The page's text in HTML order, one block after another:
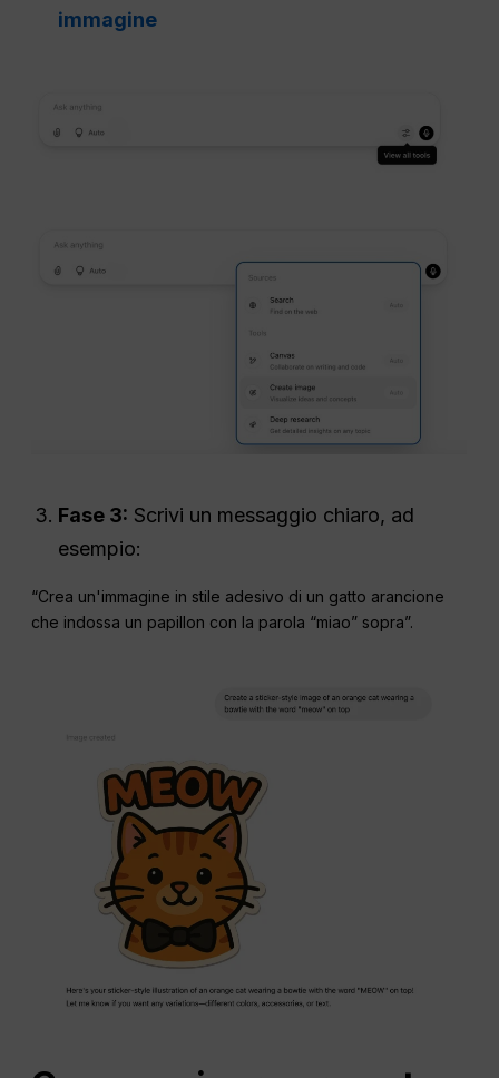
immagine
Fase 3: Scrivi un messaggio chiaro, ad
esempio:
“Crea un'immagine in stile adesivo di un gatto arancione
che indossa un papillon con la parola “miao” sopra”.